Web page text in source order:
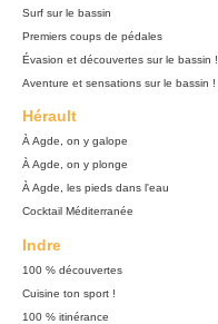
Surf sur le bassin
Premiers coups de pédales
Évasion et découvertes sur le bassin !
Aventure et sensations sur le bassin !
Hérault
À Agde, on y galope
À Agde, on y plonge
À Agde, les pieds dans l'eau
Cocktail Méditerranée
Indre
100 % découvertes
Cuisine ton sport !
100 % itinérance